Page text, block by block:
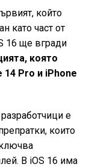
който
като част от
16 ще вгради
която
14 Pro и iPhone
е
които
В iOS 16 има